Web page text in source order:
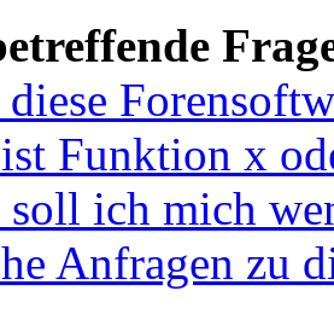
Funktion x
ich mich
Anfragen zu